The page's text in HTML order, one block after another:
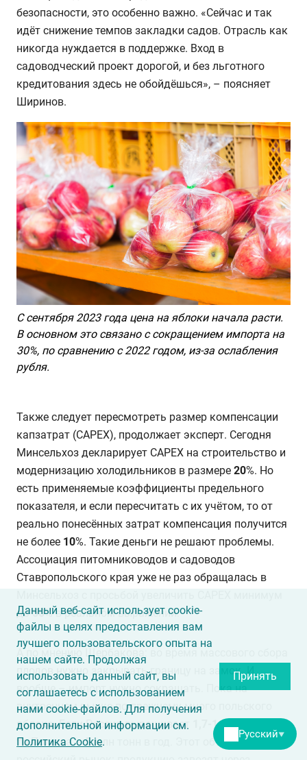
безопасности, это особенно важно. «Сейчас и так
идёт снижение темпов закладки садов. Отрасль как
никогда нуждается в поддержке. Вход в
садоводческий проект дорогой, и без льготного
кредитования здесь не обойдёшься», – поясняет
Ширинов.
С сентября 2023 года цена на яблоки начала расти.
В основном это связано с сокращением импорта на
30%, по сравнению с 2022 годом, из-за ослабления
рубля.
Также следует пересмотреть размер компенсации
капзатрат (САРЕХ), продолжает эксперт. Сегодня
Минсельхоз декларирует САРЕХ на строительство и
модернизацию холодильников в размере 20%. Но
есть применяемые коэффициенты предельного
показателя, и если пересчитать с их учётом, то от
реально понесённых затрат компенсация получится
не более 10%. Такие деньги не решают проблемы.
Ассоциация питомниководов и садоводов
Ставропольского края уже не раз обращалась в
до50% в реальном выражении.
А по мнению Щербакова: во время массового сбора
плодов нужно закрывать границу на замок. И
вообще – импорт нужно сокращать. Пока на
внутреннем рынке по-прежнему много польского
яблока. Если Россия выращивает
1,7-1,9
то Польша –5млн тонн в год. Этот объём давит на
Русский▼
Данный веб-сайт использует cookie-
файлы в целях предоставления вам
лучшего пользовательского опыта на
нашем сайте. Продолжая
использовать данный сайт, вы
соглашаетесь с использованием
нами cookie-файлов. Для получения
дополнительной информации см.
Политика Cookie.
Принять